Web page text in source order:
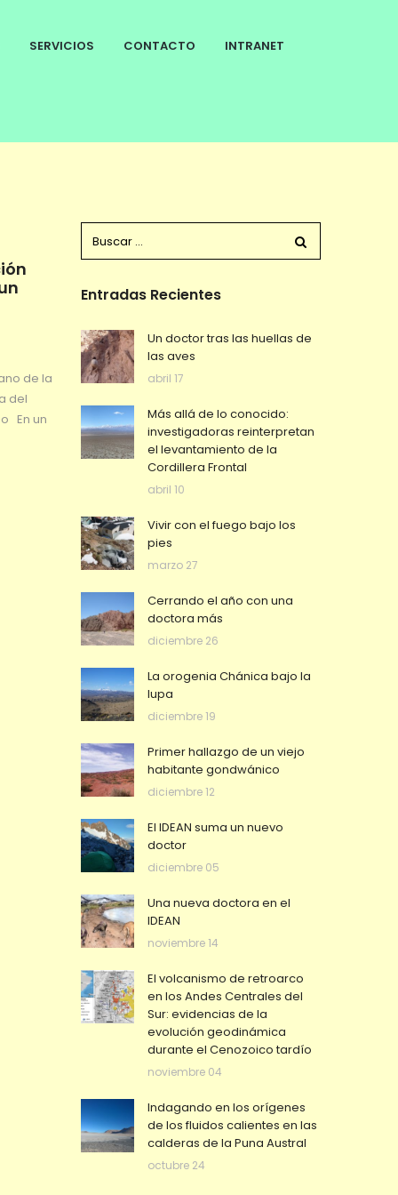
SERVICIOS CONTACTO INTRANET
de la
del
En un
Entradas Recientes
Un doctor tras las huellas de
las aves
abril 17
Más allá de lo conocido:
investigadoras reinterpretan
el levantamiento de la
Cordillera Frontal
abril 10
Vivir con el fuego bajo los
pies
marzo 27
Cerrando el año con una
doctora más
diciembre 26
La orogenia Chánica bajo la
lupa
diciembre 19
Primer hallazgo de un viejo
habitante gondwánico
diciembre 12
El IDEAN suma un nuevo
doctor
diciembre 05
Una nueva doctora en el
IDEAN
noviembre 14
El volcanismo de retroarco
en los Andes Centrales del
Sur: evidencias de la
evolución geodinámica
durante el Cenozoico tardío
noviembre 04
Indagando en los orígenes
de los fluidos calientes en las
calderas de la Puna Austral
octubre 24